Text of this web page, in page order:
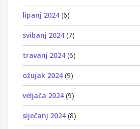
lipanj 2024 (6)
svibanj 2024 (7)
travanj 2024 (6)
ožujak 2024 (9)
veljača 2024 (9)
siječanj 2024 (8)